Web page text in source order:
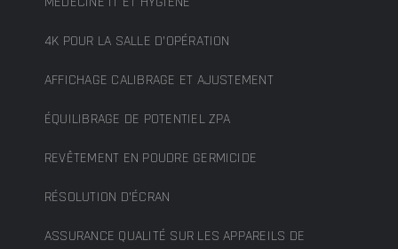
4K POUR LA SALLE D’OPÉRATION
AFFICHAGE CALIBRAGE ET AJUSTEMENT
ÉQUILIBRAGE DE POTENTIEL ZPA
REVÊTEMENT EN POUDRE GERMICIDE
RÉSOLUTION D’ÉCRAN
ASSURANCE QUALITÉ SUR LES APPAREILS DE